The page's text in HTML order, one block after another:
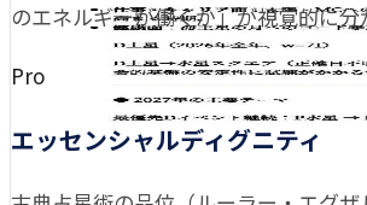
のエネルギーが働くか」が視覚的に分
Pro
エッセンシャルディグニティ